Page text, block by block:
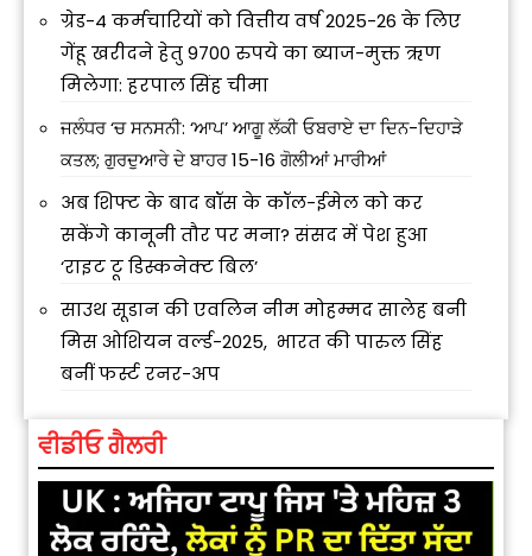
ग्रेड-4 कर्मचारियों को वित्तीय वर्ष 2025-26 के लिए
गेंहू खरीदने हेतु 9700 रुपये का ब्याज-मुक्त ऋण
मिलेगा: हरपाल सिंह चीमा
ਜਲੰਧਰ ‘ਚ ਸਨਸਨੀ: ‘ਆਪ’ ਆਗੂ ਲੱਕੀ ਓਬਰਾਏ ਦਾ ਦਿਨ-ਦਿਹਾੜੇ
ਕਤਲ; ਗੁਰਦੁਆਰੇ ਦੇ ਬਾਹਰ 15-16 ਗੋਲੀਆਂ ਮਾਰੀਆਂ
अब शिफ्ट के बाद बॉस के कॉल-ईमेल को कर
सकेंगे कानूनी तौर पर मना? संसद में पेश हुआ
‘राइट टू डिस्कनेक्ट बिल’
साउथ सूडान की एवलिन नीम मोहम्मद सालेह बनी
मिस ओशियन वर्ल्ड-2025, भारत की पारुल सिंह
बनीं फर्स्ट रनर-अप
ਵੀਡੀਓ ਗੈਲਰੀ